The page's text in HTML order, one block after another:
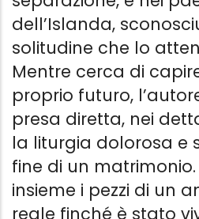
dell’Islanda,
solitudine che lo
Mentre cerca di
proprio futuro,
presa diretta, nei
la liturgia dolorosa e
fine di un
insieme i pezzi di un
reale finché è stato